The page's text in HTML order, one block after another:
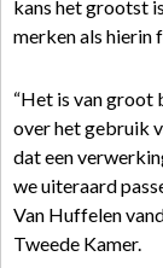
kans het grootst
merken als hierin
“Het is van groot
over het gebruik
dat een
we uiteraard
Van Huffelen
Tweede Kamer.